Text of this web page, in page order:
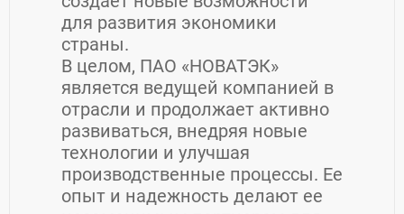
для развития экономики
страны.
В целом, ПАО «НОВАТЭК»
является ведущей компанией в
отрасли и продолжает активно
развиваться, внедряя новые
технологии и улучшая
производственные процессы. Ее
опыт и надежность делают ее